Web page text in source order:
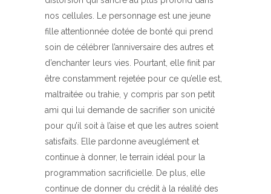
nos cellules. Le personnage est une jeune
fille attentionnée dotée de bonté qui prend
soin de célébrer l’anniversaire des autres et
d’enchanter leurs vies. Pourtant, elle finit par
être constamment rejetée pour ce qu’elle est,
maltraitée ou trahie, y compris par son petit
ami qui lui demande de sacrifier son unicité
pour qu’il soit à l’aise et que les autres soient
satisfaits. Elle pardonne aveuglément et
continue à donner, le terrain idéal pour la
programmation sacrificielle. De plus, elle
continue de donner du crédit à la réalité des